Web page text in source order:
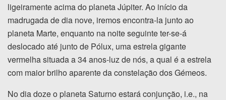
ligeiramente acima do planeta Júpiter. Ao início da
madrugada de dia nove, iremos encontra-la junto ao
planeta Marte, enquanto na noite seguinte ter-se-á
deslocado até junto de Pólux, uma estrela gigante
vermelha situada a 34 anos-luz de nós, a qual é a estrela
com maior brilho aparente da constelação dos Gémeos.
No dia doze o planeta Saturno estará conjunção, i.e., na